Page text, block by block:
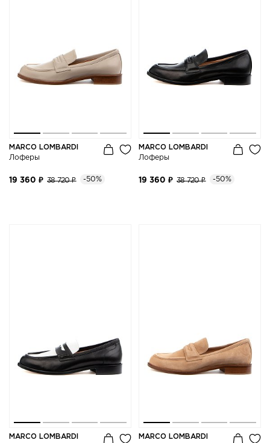
MARCO LOMBARDI
Лоферы
19 360 ₽ 38 720 ₽ -50%
MARCO LOMBARDI
Лоферы
19 360 ₽ 38 720 ₽ -50%
MARCO LOMBARDI
MARCO LOMBARDI